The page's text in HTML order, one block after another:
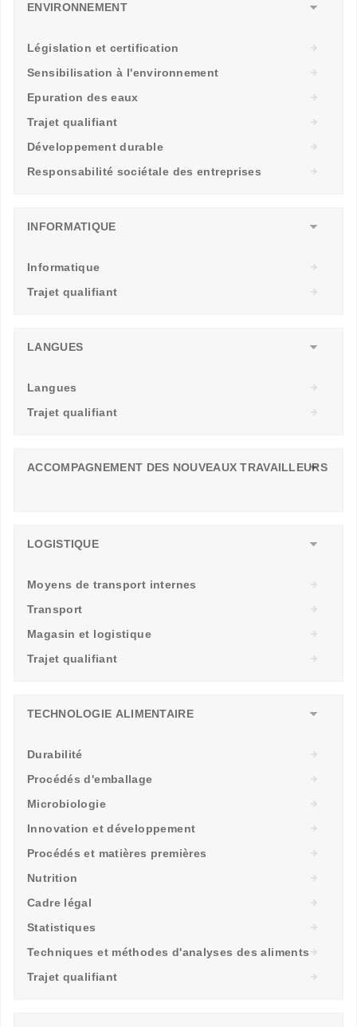
ENVIRONNEMENT
Législation et certification
Sensibilisation à l'environnement
Epuration des eaux
Trajet qualifiant
Développement durable
Responsabilité sociétale des entreprises
INFORMATIQUE
Informatique
Trajet qualifiant
LANGUES
Langues
Trajet qualifiant
ACCOMPAGNEMENT DES NOUVEAUX TRAVAILLEURS
LOGISTIQUE
Moyens de transport internes
Transport
Magasin et logistique
Trajet qualifiant
TECHNOLOGIE ALIMENTAIRE
Durabilité
Procédés d'emballage
Microbiologie
Innovation et développement
Procédés et matières premières
Nutrition
Cadre légal
Statistiques
Techniques et méthodes d'analyses des aliments
Trajet qualifiant